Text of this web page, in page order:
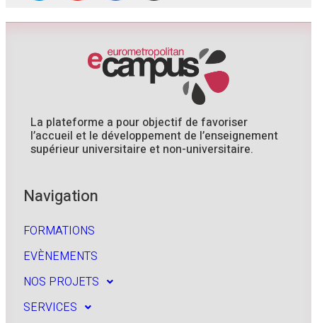
La plateforme a pour objectif de favoriser
l’accueil et le développement de l’enseignement
supérieur universitaire et non-universitaire.
Navigation
FORMATIONS
EVÈNEMENTS
NOS PROJETS
SERVICES